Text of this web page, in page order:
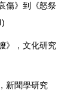
傷》到《怒祭
》，文化研究
新聞學研究